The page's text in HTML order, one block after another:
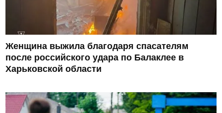
Женщина выжила благодаря спасателям
после российского удара по Балаклее в
Харьковской области